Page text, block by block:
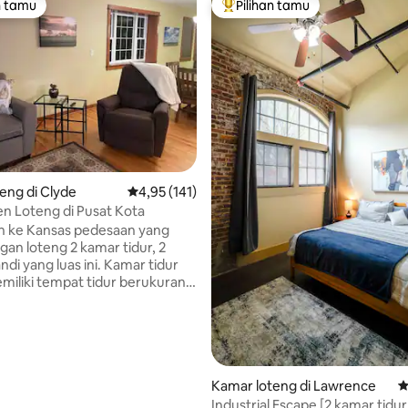
407 ulasan
terpopuler
tamu
di Clyde Nilai rata-rata 4,95 dari 5, 141 ulasan
4,95 (141)
Loteng di Pusat Kota
ke Kansas pedesaan yang
loteng 2 kamar tidur, 2
yang luas ini. Kamar tidur
tempat tidur berukuran
Pilihan tamu terpopuler
Pilihan tamu
Kamar loteng di Lawrence